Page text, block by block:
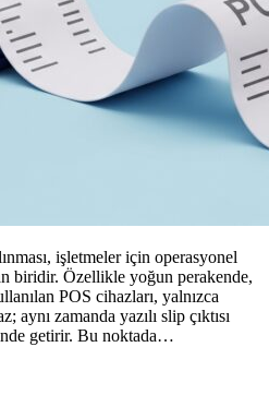
işletmeler için operasyonel
biridir. Özellikle yoğun perakende,
POS cihazları, yalnızca
aynı zamanda yazılı slip çıktısı
getirir. Bu noktada…